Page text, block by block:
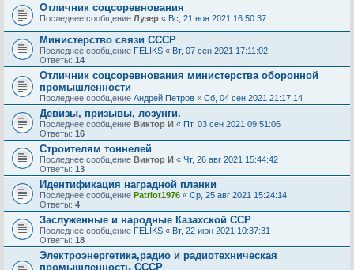
Отличник соцсоревнования
Последнее сообщение Лузер « Вс, 21 ноя 2021 16:50:37
Министерство связи СССР
Последнее сообщение FELIKS « Вт, 07 сен 2021 17:11:02
Ответы: 14
Отличник соцсоревнования министерства оборонной
промышленности
Последнее сообщение Андрей Петров « Сб, 04 сен 2021 21:17:14
Девизы, призывы, лозунги.
Последнее сообщение Виктор И « Пт, 03 сен 2021 09:51:06
Ответы: 16
Строителям тоннелей
Последнее сообщение Виктор И « Чт, 26 авг 2021 15:44:42
Ответы: 13
Идентификация наградной планки
Последнее сообщение Patriot1976 « Ср, 25 авг 2021 15:24:14
Ответы: 4
Заслуженные и народные Казахской ССР
Последнее сообщение FELIKS « Вт, 22 июн 2021 10:37:31
Ответы: 18
Электроэнергетика,радио и радиотехническая
промышленность СССР